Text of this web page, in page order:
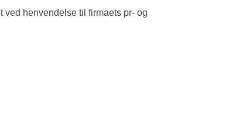
henvendelse til firmaets pr- og